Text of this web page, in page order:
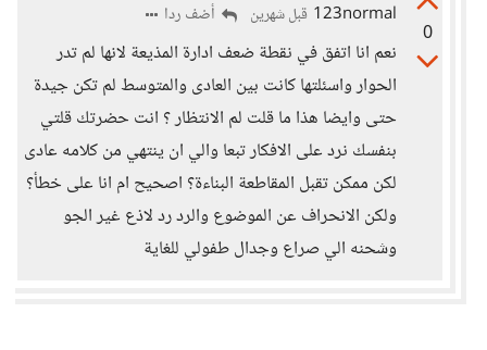
0
123normal قبل شهرين أضف ردا
نعم انا اتفق في نقطة ضعف ادارة المذيعة لانها لم تدر
الحوار واسئلتها كانت بين العادى والمتوسط لم تكن جيدة
حتى وايضا هذا ما قلت لم الانتظار ؟ انت حضرتك قلتي
بنفسك نرد على الافكار تبعا والي ان ينتهي من كلامه عادى
لكن ممكن تقبل المقاطعة البناءة؟ اصحيح ام انا على خطأ؟
ولكن الانحراف عن الموضوع والرد رد لاذع غير الجو
وشحنه الي صراع وجدال طفولي للغاية